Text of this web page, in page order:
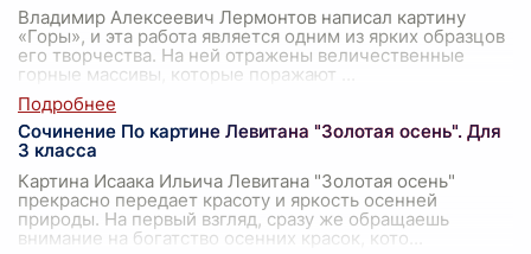
Владимир Алексеевич Лермонтов написал картину
«Горы», и эта работа является одним из ярких образцов
его творчества. На ней отражены величественные
горные массивы, которые поражают
Сочинение По картине Левитана "Золотая осень". Для
3 класса
Картина Исаака Ильича Левитана "Золотая осень"
прекрасно передает красоту и яркость осенней
природы. На первый взгляд, сразу же обращаешь
внимание на богатство осенних красок, кото